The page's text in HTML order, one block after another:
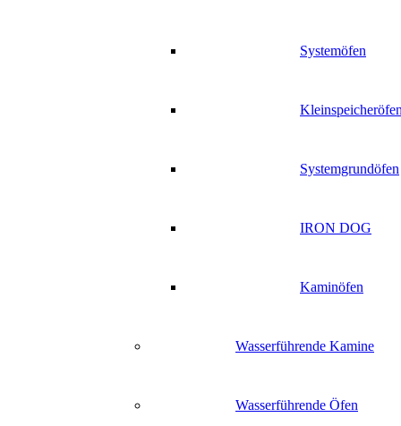
Systemöfen
Systemgrundöfen
IRON DOG
Kaminöfen
Wasserführende Kamine
Wasserführende Öfen